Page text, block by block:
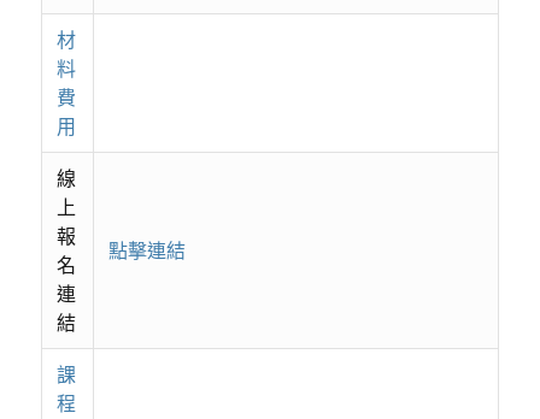
材
料
費
用
線
上
報
名
連
結
點擊連結
課
程